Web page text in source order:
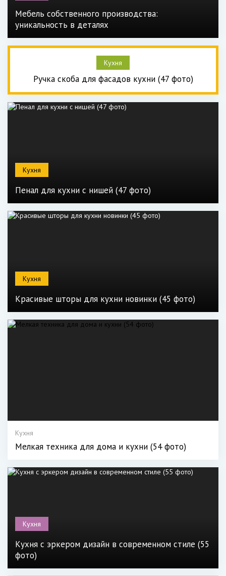
Мебель собственного производства:
уникальность в деталях
Кухня
Ручка скоба для фасадов кухни (47 фото)
Кухня
Пенал для кухни с нишей (47 фото)
Кухня
Красивые шторы для кухни новинки (45 фото)
Кухня
Мелкая техника для дома и кухни (54 фото)
Кухня
Кухня с эркером дизайн в современном стиле (55
фото)